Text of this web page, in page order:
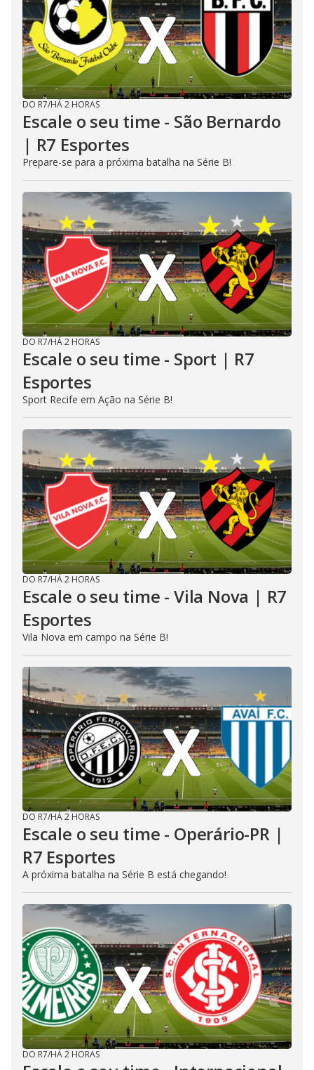
DO R7/HÁ 2 HORAS
Escale o seu time - São Bernardo
| R7 Esportes
Prepare-se para a próxima batalha na Série B!
DO R7/HÁ 2 HORAS
Escale o seu time - Sport | R7
Esportes
Sport Recife em Ação na Série B!
DO R7/HÁ 2 HORAS
Escale o seu time - Vila Nova | R7
Esportes
Vila Nova em campo na Série B!
DO R7/HÁ 2 HORAS
Escale o seu time - Operário-PR |
R7 Esportes
A próxima batalha na Série B está chegando!
DO R7/HÁ 2 HORAS